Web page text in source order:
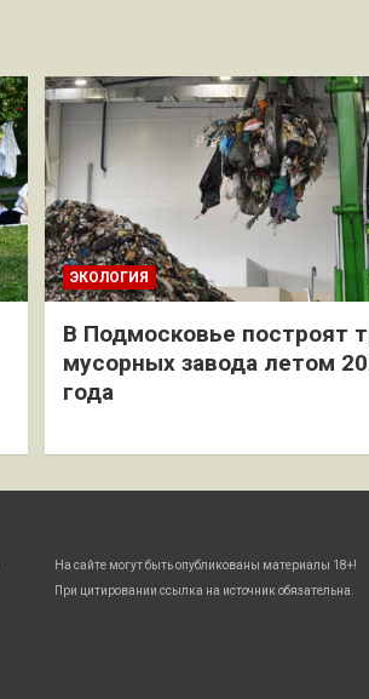
ЭКОЛОГИЯ
В Подмосковье построят
мусорных завода летом
года
На сайте могут быть опубликованы материалы 18+!
При цитировании ссылка на источник обязательна.